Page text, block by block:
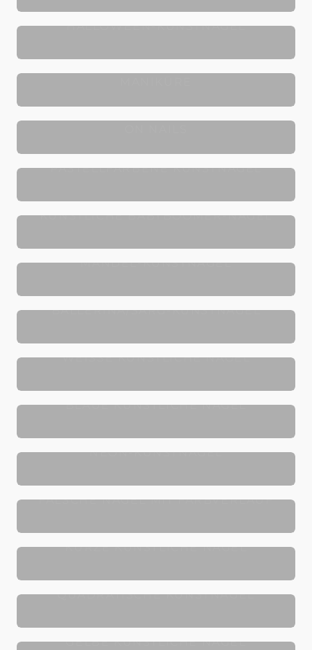
HALLOWEEN-KUNSTNÄGEL
PASTELLFARBENE KUNSTNÄGEL
KÜNSTLICHE BABYBOOMER-NÄGEL
MANDEL-KUNSTNÄGEL
BALLERINA/SARG-KUNSTNÄGEL
WEISSE KÜNSTLICHE NÄGEL
BLAUE KÜNSTLICHE NÄGEL
NEON-KUNSTNÄGEL
FALSCHE NÄGEL MIT FARBVERLAUF
KURZE KÜNSTLICHE NÄGEL
QUADRATISCHE KUNSTNÄGEL
GELBE KÜNSTLICHE NÄGEL